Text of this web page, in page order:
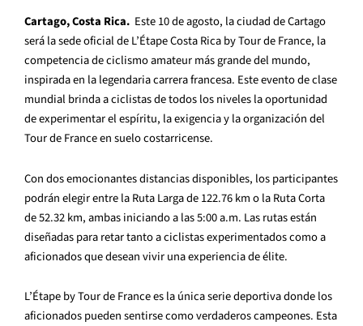
Cartago, Costa Rica. Este 10 de agosto, la ciudad de Cartago
será la sede oficial de L’Étape Costa Rica by Tour de France, la
competencia de ciclismo amateur más grande del mundo,
inspirada en la legendaria carrera francesa. Este evento de clase
mundial brinda a ciclistas de todos los niveles la oportunidad
de experimentar el espíritu, la exigencia y la organización del
Tour de France en suelo costarricense.
Con dos emocionantes distancias disponibles, los participantes
podrán elegir entre la Ruta Larga de 122.76 km o la Ruta Corta
de 52.32 km, ambas iniciando a las 5:00 a.m. Las rutas están
diseñadas para retar tanto a ciclistas experimentados como a
aficionados que desean vivir una experiencia de élite.
L’Étape by Tour de France es la única serie deportiva donde los
aficionados pueden sentirse como verdaderos campeones. Esta